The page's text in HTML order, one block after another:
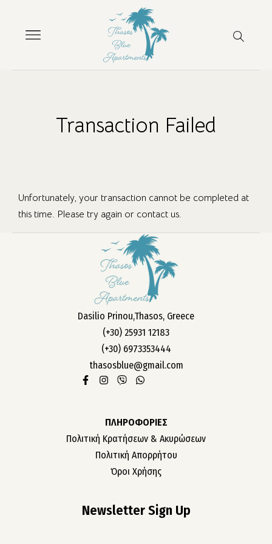
Transaction Failed
Unfortunately, your transaction cannot be completed at
this time. Please try again or contact us.
Dasilio Prinou,Thasos, Greece
(+30) 25931 12183
(+30) 6973353444
thasosblue@gmail.com
ΠΛΗΡΟΦΟΡΙΕΣ
Πολιτική Κρατήσεων & Ακυρώσεων
Πολιτική Απορρήτου
Όροι Χρήσης
Newsletter Sign Up
ΤΑ ΔΩΜΑΤΙΑ ΜΑΣ
ΣΧΕΤΙΚΑ ΜΕ ΕΜΑΣ
ΕΠΙΚΟΙΝΩΝΙΑ
ΘΕΣΕΙΣ ΕΡΓΑΣΙΑΣ